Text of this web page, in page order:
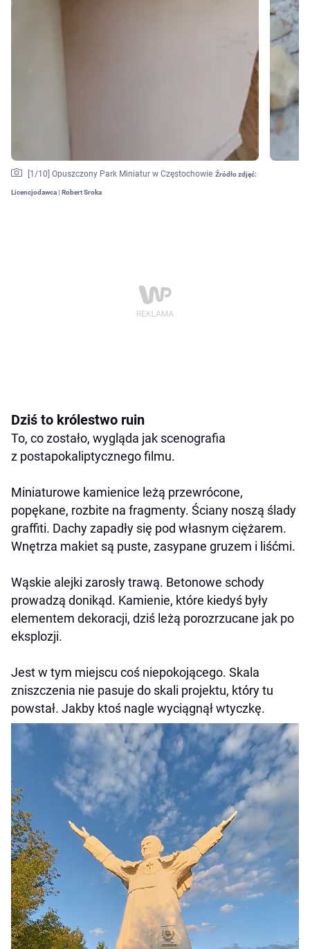
[1 /10] Opuszczony Park Miniatur w Częstochowie Źródło zdjęć:
Licencjodawca | Robert Sroka
Dziś to królestwo ruin
To, co zostało, wygląda jak scenografia
z postapokaliptycznego filmu.
Miniaturowe kamienice leżą przewrócone,
popękane, rozbite na fragmenty. Ściany noszą ślady
graffiti. Dachy zapadły się pod własnym ciężarem.
Wnętrza makiet są puste, zasypane gruzem i liśćmi.
Wąskie alejki zarosły trawą. Betonowe schody
prowadzą donikąd. Kamienie, które kiedyś były
elementem dekoracji, dziś leżą porozrzucane jak po
eksplozji.
Jest w tym miejscu coś niepokojącego. Skala
zniszczenia nie pasuje do skali projektu, który tu
powstał. Jakby ktoś nagle wyciągnął wtyczkę.